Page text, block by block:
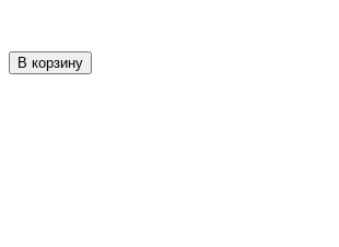
В корзину